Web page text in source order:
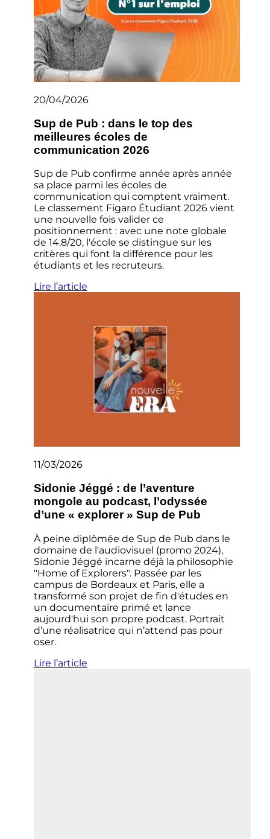
20/04/2026
Sup de Pub : dans le top des
meilleures écoles de
communication 2026
Sup de Pub confirme année après année
sa place parmi les écoles de
communication qui comptent vraiment.
Le classement Figaro Étudiant 2026 vient
une nouvelle fois valider ce
positionnement : avec une note globale
de 14.8/20, l'école se distingue sur les
critères qui font la différence pour les
étudiants et les recruteurs.
Lire l’article
11/03/2026
Sidonie Jéggé : de l’aventure
mongole au podcast, l’odyssée
d’une « explorer » Sup de Pub
À peine diplômée de Sup de Pub dans le
domaine de l'audiovisuel (promo 2024),
Sidonie Jéggé incarne déjà la philosophie
"Home of Explorers". Passée par les
campus de Bordeaux et Paris, elle a
transformé son projet de fin d'études en
un documentaire primé et lance
aujourd'hui son propre podcast. Portrait
d’une réalisatrice qui n’attend pas pour
oser.
Lire l’article